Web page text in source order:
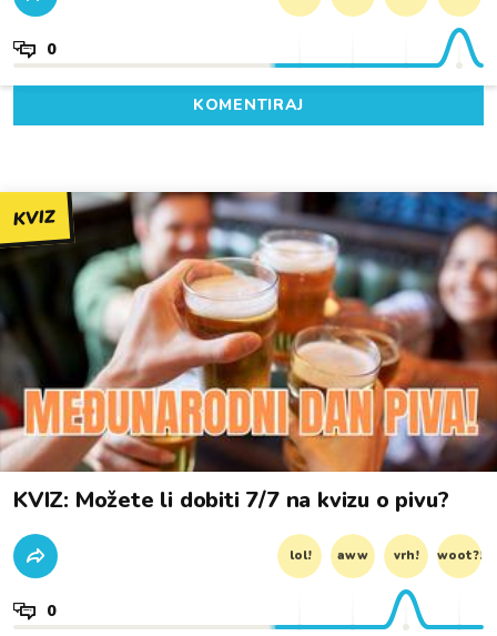
0
KOMENTIRAJ
KVIZ
KVIZ: Možete li dobiti 7/7 na kvizu o pivu?
lol! aww vrh! woot?!
0